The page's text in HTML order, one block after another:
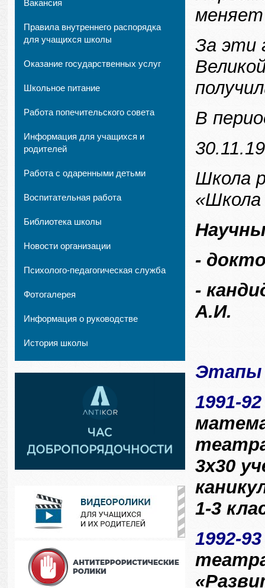
Вакансия
Правила внутреннего распорядка
для учащихся школы
Оказание государственных услуг
Школьное питание
Работа попечительского совета
Информация для учащихся и
родителей
Работа с одаренными детьми
Воспитательная работа
Библиотека школы
Новости организации
Психолого-педагогическая служба
Фотогалерея
Информация о руководстве
История школы
За эти
В
Школа
«Школа
-
-
А.И.
Этапы
1991-
3x30
1-3
1992-93